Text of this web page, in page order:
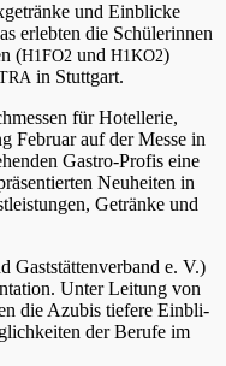
und Einbli­cke
erleb­ten die Schüle­rin­nen
(H1FO2 und H1KO2)
in Stuttgart.
für Hotel­le­rie,
Febru­ar auf der Messe in
Gastro-Profis eine
Neuhei­ten in
Geträn­ke und
Gaststät­ten­ver­band e. V.)
Unter Leitung von
die Azubis tiefe­re Einbli­
der Berufe im